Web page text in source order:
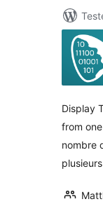
Display
from
nombre